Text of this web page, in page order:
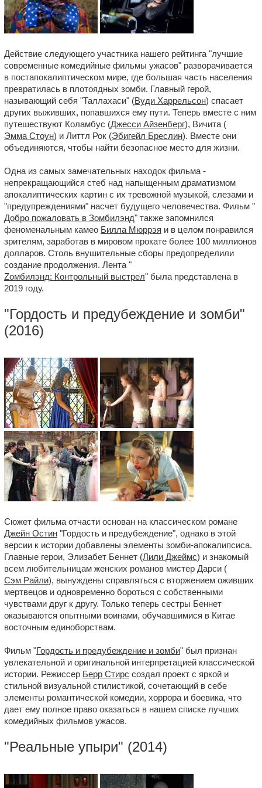
Действие следующего участника нашего рейтинга "лучшие
современные комедийные фильмы ужасов" разворачивается
в постапокалиптическом мире, где большая часть населения
превратилась в плотоядных зомби. Главный герой,
называющий себя "Таллахаси" (Вуди Харрельсон) спасает
других выживших, попавшихся ему пути. Теперь вместе с ним
путешествуют Коламбус (Джесси Айзенберг), Вичита (
Эмма Стоун) и Литтл Рок (Эбигейл Бреслин). Вместе они
объединяются, чтобы найти безопасное место для жизни.
Одна из самых замечательных находок фильма -
непрекращающийся стеб над напыщенным драматизмом
апокалиптических картин с их тревожной музыкой, слезами и
"предупреждениями" насчет будущего человечества. Фильм "
Добро пожаловать в Зомбилэнд" также запомнился
феноменальным камео Билла Мюррэя и в целом понравился
зрителям, заработав в мировом прокате более 100 миллионов
долларов. Столь внушительные сборы предопределили
создание продолжения. Лента "
Zомбилэнд: Контрольный выстрел" была представлена в
2019 году.
"Гордость и предубеждение и зомби"
(2016)
Сюжет фильма отчасти основан на классическом романе
Джейн Остин "Гордость и предубеждение", однако в этой
версии к истории добавлены элементы зомби-апокалипсиса.
Главные герои, Элизабет Беннет (Лили Джеймс) и знакомый
всем любительницам женских романов мистер Дарси (
Сэм Райли), вынуждены справляться с вторжением оживших
мертвецов и одновременно бороться с собственными
чувствами друг к другу. Только теперь сестры Беннет
оказываются опытными воинами, обучавшимися в Китае
восточным единоборствам.
Фильм "Гордость и предубеждение и зомби" был признан
увлекательной и оригинальной интерпретацией классической
истории. Режиссер Берр Стирс создал проект с яркой и
стильной визуальной стилистикой, сочетающий в себе
элементы романтической комедии, хоррора и боевика, что
дает ему полное право оказаться в нашем списке лучших
комедийных фильмов ужасов.
"Реальные упыри" (2014)